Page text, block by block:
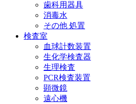
歯科用器具
消毒水
その他 処置
検査室
血球計数装置
生化学検査器
生理検査
PCR検査装置
顕微鏡
遠心機